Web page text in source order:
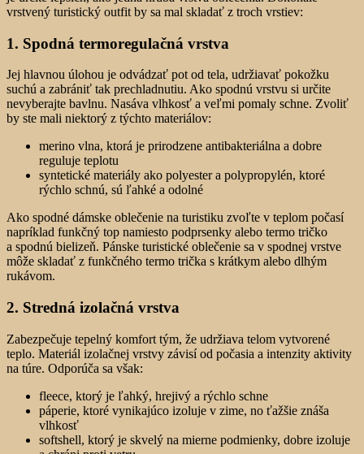
vrstvený turistický outfit by sa mal skladať z troch vrstiev:
1. Spodná termoregulačná vrstva
Jej hlavnou úlohou je odvádzať pot od tela, udržiavať pokožku
suchú a zabrániť tak prechladnutiu. Ako spodnú vrstvu si určite
nevyberajte bavlnu. Nasáva vlhkosť a veľmi pomaly schne. Zvoliť
by ste mali niektorý z týchto materiálov:
merino vlna, ktorá je prirodzene antibakteriálna a dobre
reguluje teplotu
syntetické materiály ako polyester a polypropylén, ktoré
rýchlo schnú, sú ľahké a odolné
Ako spodné dámske oblečenie na turistiku zvoľte v teplom počasí
napríklad funkčný top namiesto podprsenky alebo termo tričko
a spodnú bielizeň. Pánske turistické oblečenie sa v spodnej vrstve
môže skladať z funkčného termo trička s krátkym alebo dlhým
rukávom.
2. Stredná izolačná vrstva
Zabezpečuje tepelný komfort tým, že udržiava telom vytvorené
teplo. Materiál izolačnej vrstvy závisí od počasia a intenzity aktivity
na túre. Odporúča sa však:
fleece, ktorý je ľahký, hrejivý a rýchlo schne
páperie, ktoré vynikajúco izoluje v zime, no ťažšie znáša
vlhkosť
softshell, ktorý je skvelý na mierne podmienky, dobre izoluje